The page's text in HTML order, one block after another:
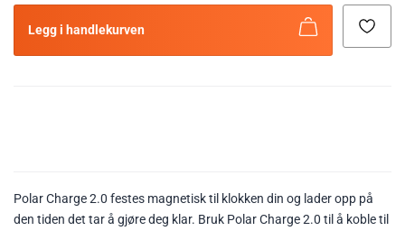
Legg i handlekurven
Polar Charge 2.0 festes magnetisk til klokken din og lader opp på
den tiden det tar å gjøre deg klar. Bruk Polar Charge 2.0 til å koble til